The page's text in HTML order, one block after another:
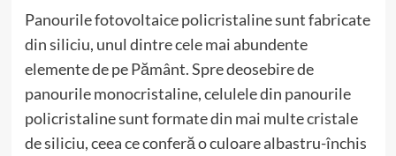
Panourile fotovoltaice policristaline sunt fabricate
din siliciu, unul dintre cele mai abundente
elemente de pe Pământ. Spre deosebire de
panourile monocristaline, celulele din panourile
policristaline sunt formate din mai multe cristale
de siliciu, ceea ce conferă o culoare albastru-închis